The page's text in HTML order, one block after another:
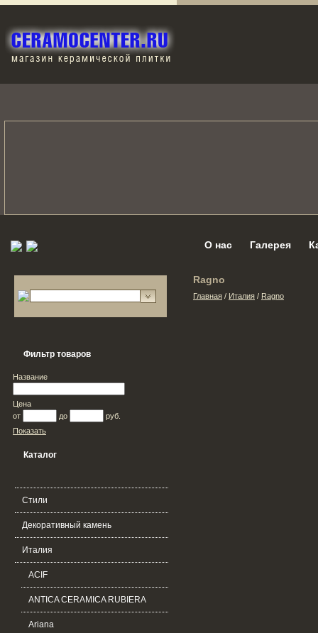
О нас Галерея
Фильтр товаров
Название
Цена
от
до
руб.
Показать
Каталог
Стили
Декоративный камень
Италия
ACIF
ANTICA CERAMICA RUBIERA
Ariana
Ragno
Главная / Италия / Ragno